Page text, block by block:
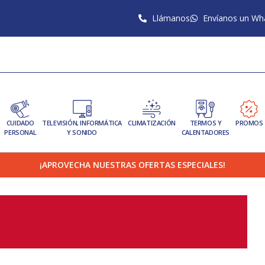
Llámanos Envíanos un
CUIDADO
PERSONAL
TELEVISIÓN, INFORMÁTICA
Y SONIDO
CLIMATIZACIÓN
TERMOS Y
CALENTADORES
PROMOS
¡APROVECHA NUESTRAS OFERTAS ESPECIALES!